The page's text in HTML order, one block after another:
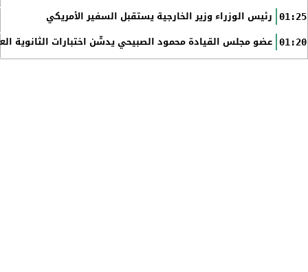
01:25 رئيس الوزراء وزير الخارجية يستقبل السفير الأمريكي
01:20 عضو مجلس القيادة محمود الصبيحي يدشّن اختبارات الثانوية